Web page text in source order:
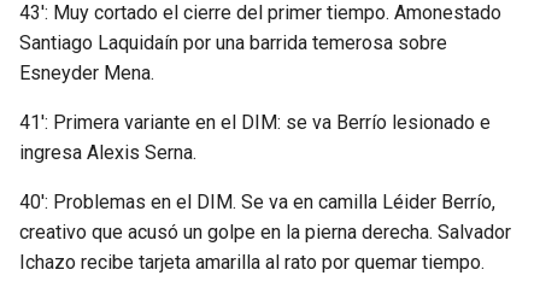
43′: Muy cortado el cierre del primer tiempo. Amonestado
Santiago Laquidaín por una barrida temerosa sobre
Esneyder Mena.
41′: Primera variante en el DIM: se va Berrío lesionado e
ingresa Alexis Serna.
40′: Problemas en el DIM. Se va en camilla Léider Berrío,
creativo que acusó un golpe en la pierna derecha. Salvador
Ichazo recibe tarjeta amarilla al rato por quemar tiempo.